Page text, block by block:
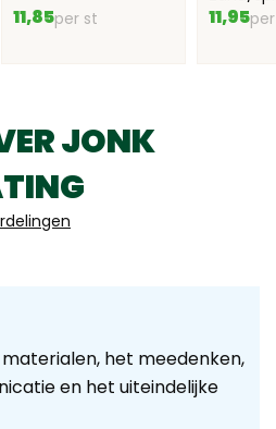
11,85per st 11,95
JONK
het meedenken,
en het uiteindelijke